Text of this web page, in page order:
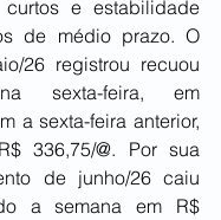
e estabilidade
de médio prazo. O
26 registrou recuou
sexta-feira, em
a sexta-feira anterior,
336,75/@. Por sua
de junho/26 caiu
a semana em R$